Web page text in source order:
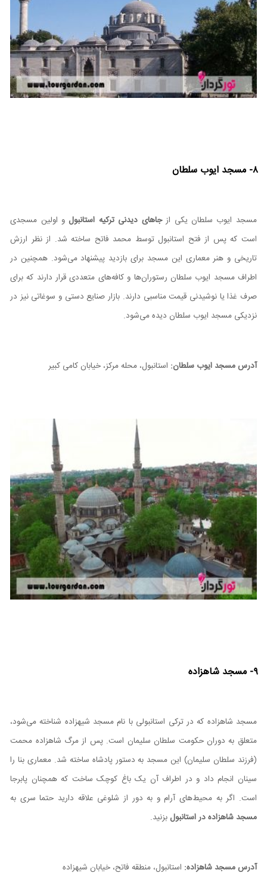
۸- مسجد ایوب سلطان
مسجد ایوب سلطان یکی ازجاهای دیدنی ترکیه استانبول و اولین مسجدی
است که پس از فتح استانبول توسط محمد فاتح ساخته شد. از نظر ارزش
تاریخی و هنر معماری این مسجد برای بازدید پیشنهاد می‌شود. همچنین در
اطراف مسجد ایوب سلطان رستوران‌ها و کافه‌های متعددی قرار دارند که برای
صرف غذا یا نوشیدنی قیمت مناسبی دارند. بازار صنایع دستی و سوغاتی نیز در
نزدیکی مسجد ایوب سلطان دیده می‌شود.
آدرس مسجد ایوب سلطان: استانبول، محله مرکز، خیابان کامی کبیر
۹- مسجد شاهزاده
مسجد شاهزاده که در ترکی استانبولی با نام مسجد شیهزاده شناخته می‌شود،
متعلق به دوران حکومت سلطان سلیمان است. پس از مرگ شاهزاده محمت
(فرزند سلطان سلیمان) این مسجد به دستور پادشاه ساخته شد. معماری بنا را
سینان انجام داد و در اطراف آن یک باغ کوچک ساخت که همچنان پابرجا
است. اگر به محیط‌های آرام و به دور از شلوغی علاقه دارید حتما سری به
مسجد شاهزاده در استانبول بزنید.
آدرس مسجد شاهزاده: استانبول، منطقه فاتح، خیابان شیهزاده